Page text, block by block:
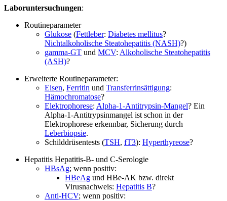
Laboruntersuchungen:
Routineparameter
Glukose (Fettleber: Diabetes mellitus?
Nichtalkoholische Steatohepatitis (NASH)?)
gamma-GT und MCV: Alkoholische Steatohepatitis
(ASH)?
Erweiterte Routineparameter:
Eisen, Ferritin und Transferrinsättigung:
Hämochromatose?
Elektrophorese: Alpha-1-Antitrypsin-Mangel? Ein
Alpha-1-Antitrypsinmangel ist schon in der
Elektrophorese erkennbar, Sicherung durch
Leberbiopsie.
Schilddrüsentests (TSH, fT3): Hyperthyreose?
Hepatitis Hepatitis-B- und C-Serologie
HBsAg; wenn positiv:
HBeAg und HBe-AK bzw. direkt
Virusnachweis: Hepatitis B?
Anti-HCV; wenn positiv: